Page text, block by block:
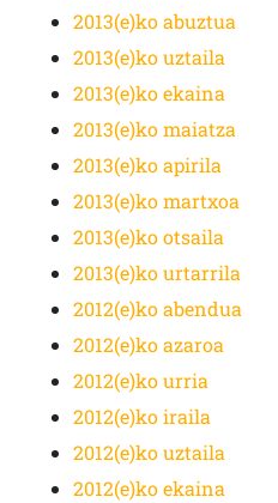
2013(e)ko abuztua
2013(e)ko uztaila
2013(e)ko ekaina
2013(e)ko maiatza
2013(e)ko apirila
2013(e)ko martxoa
2013(e)ko otsaila
2013(e)ko urtarrila
2012(e)ko abendua
2012(e)ko azaroa
2012(e)ko urria
2012(e)ko iraila
2012(e)ko uztaila
2012(e)ko ekaina